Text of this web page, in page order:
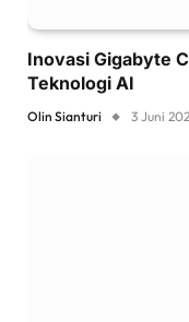
Inovasi Gigabyte
Teknologi AI
Olin Sianturi 3 Juni